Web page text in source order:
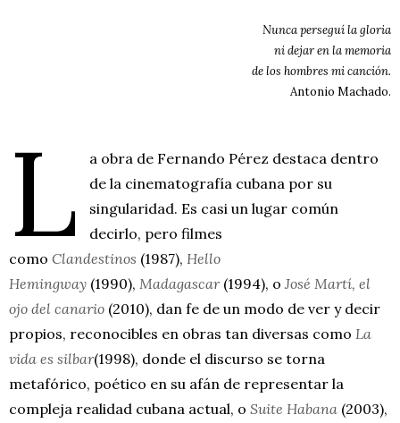
Nunca perseguí la gloria
ni dejar en la memoria
de los hombres mi canción.
Antonio Machado.
L
a obra de Fernando Pérez destaca dentro
de la cinematografía cubana por su
singularidad. Es casi un lugar común
decirlo, pero filmes
como Clandestinos (1987), Hello
Hemingway (1990), Madagascar(1994), o José Martí, el
ojo del canario (2010), dan fe de un modo de ver y decir
propios, reconocibles en obras tan diversas como La
vida es silbar(1998), donde el discurso se torna
metafórico, poético en su afán de representar la
compleja realidad cubana actual, o Suite Habana (2003),